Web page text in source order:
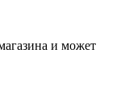
и может